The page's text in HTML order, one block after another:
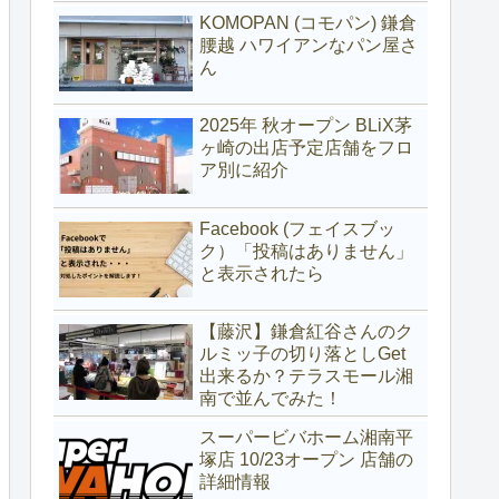
KOMOPAN (コモパン) 鎌倉
腰越 ハワイアンなパン屋さ
ん
2025年 秋オープン BLiX茅
ヶ崎の出店予定店舗をフロ
ア別に紹介
Facebook (フェイスブッ
ク）「投稿はありません」
と表示されたら
【藤沢】鎌倉紅谷さんのク
ルミッ子の切り落としGet
出来るか？テラスモール湘
南で並んでみた！
スーパービバホーム湘南平
塚店 10/23オープン 店舗の
詳細情報